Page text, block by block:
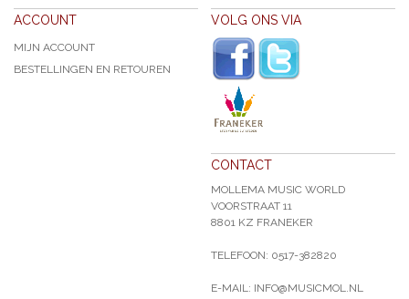
ACCOUNT
MIJN ACCOUNT
BESTELLINGEN EN RETOUREN
VOLG ONS VIA
CONTACT
MOLLEMA MUSIC WORLD
VOORSTRAAT 11
8801 KZ FRANEKER
TELEFOON: 0517-382820
E-MAIL: INFO@MUSICMOL.NL